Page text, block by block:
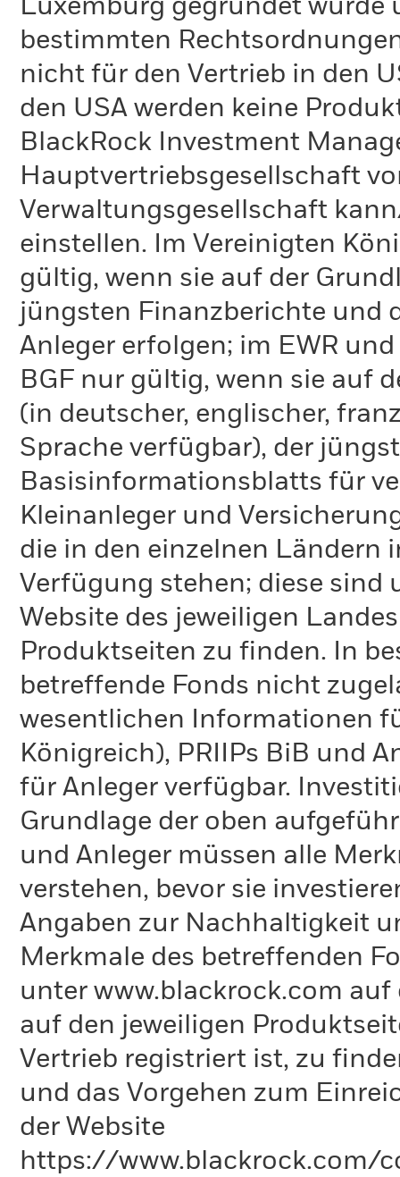
Luxemburg gegründet
bestimmten
nicht für den Vertrieb in den
den USA werden keine
BlackRock Investment
Hauptvertriebsgesellschaft
Verwaltungsgesellschaft
einstellen. Im Vereinigten
gültig, wenn sie auf der
jüngsten Finanzberichte und
Anleger erfolgen; im EWR
BGF nur gültig, wenn sie auf
(in deutscher, englischer,
Sprache verfügbar), der
Basisinformationsblatts für
Kleinanleger und
die in den einzelnen Ländern
Verfügung stehen; diese sind
Website des jeweiligen
Produktseiten zu finden. In
betreffende Fonds nicht
wesentlichen Informationen
Königreich), PRIIPs BiB und
für Anleger verfügbar.
Grundlage der oben
und Anleger müssen alle
verstehen, bevor sie
Angaben zur Nachhaltigkeit
Merkmale des betreffenden
unter www.blackrock.com auf
auf den jeweiligen
Vertrieb registriert ist, zu
und das Vorgehen zum
der Website
https://www.blackrock.com/